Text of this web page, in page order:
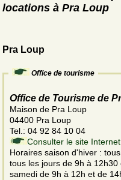
locations à Pra Loup
Pra Loup
Office de tourisme
Office de Tourisme de
Maison de Pra Loup
04400 Pra Loup
Tel.: 04 92 84 10 04
Consulter le site Internet
Horaires saison d'hiver :
tous les jours de 9h à
samedi de 9h à 12h et de